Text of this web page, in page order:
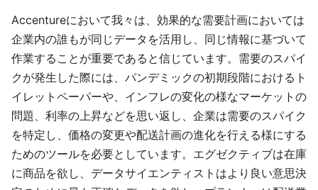
Accentureにおいて我々は、効果的な需要計画においては
企業内の誰もが同じデータを活用し、同じ情報に基づいて
作業することが重要であると信じています。需要のスパイ
クが発生した際には、パンデミックの初期段階におけるト
イレットペーパーや、インフレの変化の様なマーケットの
問題、利率の上昇などを思い返し、企業は需要のスパイク
を特定し、価格の変更や配送計画の進化を行える様にする
ためのツールを必要としています。エグゼクティブは在庫
に商品を欲し、データサイエンティストはより良い意思決